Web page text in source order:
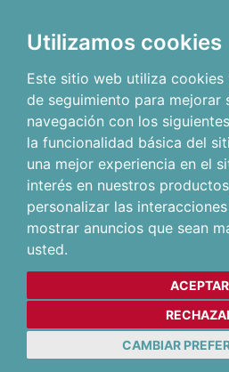
Utilizamos cookies
Este sitio web utiliza
de seguimiento para mejorar
navegación con los
la funcionalidad básica del
una mejor experiencia en el
interés en nuestros
personalizar las
mostrar anuncios que sean
usted.
ACEPTAR
CAMBIAR